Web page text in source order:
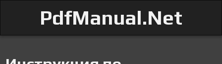
PdfManual.Net